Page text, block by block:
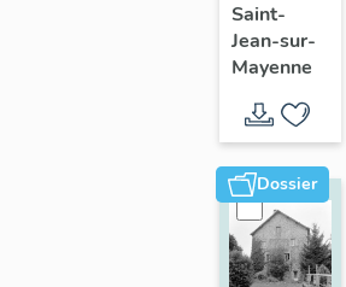
Saint-
Trèche
Saint-
Jean-sur-
Mayenne
Dossier